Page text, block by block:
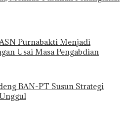
Purnabakti Menjadi
Usai Masa Pengabdian
BAN-PT Susun Strategi